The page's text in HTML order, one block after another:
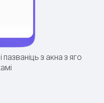
з акна з яго